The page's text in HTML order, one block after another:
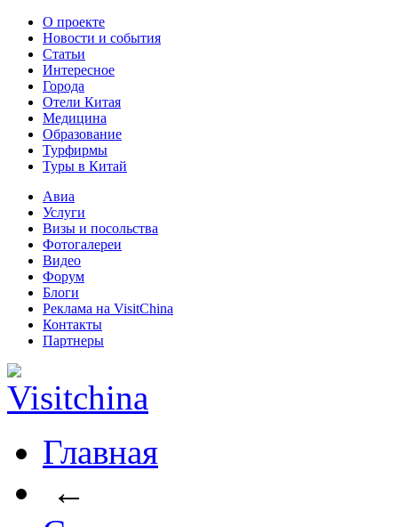
О проекте
Новости и события
Статьи
Интересное
Города
Отели Китая
Медицина
Образование
Турфирмы
Туры в Китай
Авиа
Услуги
Визы и посольства
Фотогалереи
Видео
Форум
Блоги
Реклама на VisitChina
Контакты
Партнеры
Главная
←